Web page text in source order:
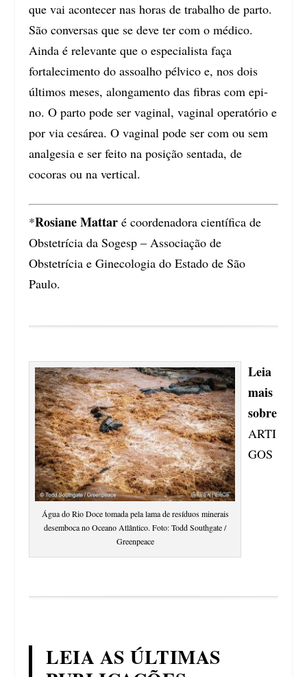
que vai acontecer nas horas de trabalho de parto.
São conversas que se deve ter com o médico.
Ainda é relevante que o especialista faça
fortalecimento do assoalho pélvico e, nos dois
últimos meses, alongamento das fibras com epi-
no. O parto pode ser vaginal, vaginal operatório e
por via cesárea. O vaginal pode ser com ou sem
analgesia e ser feito na posição sentada, de
cocoras ou na vertical.
*Rosiane Mattar é coordenadora científica de
Obstetrícia da Sogesp – Associação de
Obstetrícia e Ginecologia do Estado de São
Paulo.
Água do Rio Doce tomada pela lama de resíduos minerais
desemboca no Oceano Atlântico. Foto: Todd Southgate /
Greenpeace
Leia
mais
sobre
ARTI
GOS
LEIA AS ÚLTIMAS